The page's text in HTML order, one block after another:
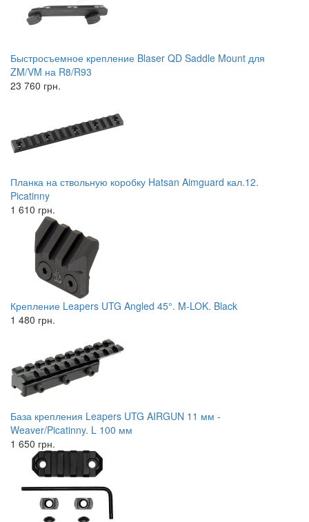
Быстросъемное крепление Blaser QD Saddle Mount для
ZM/VM на R8/R93
23 760 грн.
Планка на ствольную коробку Hatsan Aimguard кал.12.
Picatinny
1 610 грн.
Крепление Leapers UTG Angled 45°. M-LOK. Black
1 480 грн.
База крепления Leapers UTG AIRGUN 11 мм -
Weaver/Picatinny. L 100 мм
1 650 грн.